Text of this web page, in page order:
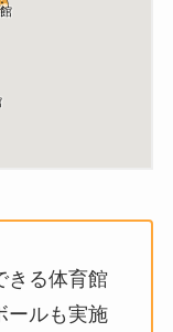
きる体育館
ールも実施